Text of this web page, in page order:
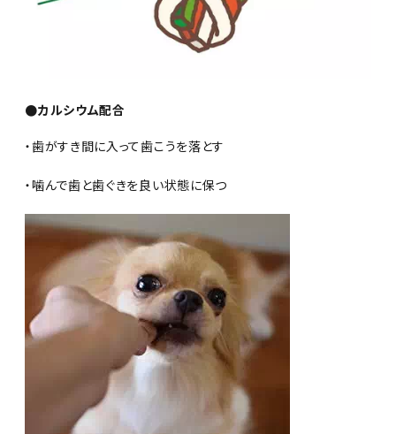
●カルシウム配合
・歯がすき間に入って歯こうを落とす
・噛んで歯と歯ぐきを良い状態に保つ